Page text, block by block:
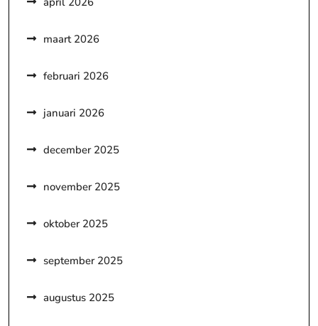
maart 2026
februari 2026
januari 2026
december 2025
november 2025
oktober 2025
september 2025
augustus 2025